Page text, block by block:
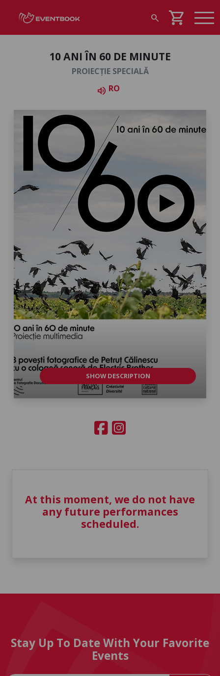
search shopping_cart
10 ANI ÎN 60 DE MINUTE
PROIECȚIE SPECIALĂ
volume_up RO
SHOW DESCRIPTION
At this moment, we do not have
any future performances
scheduled.
Stay Up To Date With Your Favorite
Events